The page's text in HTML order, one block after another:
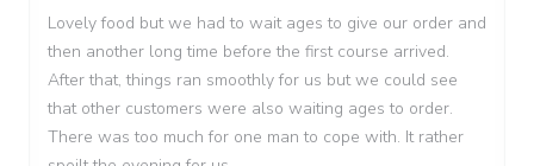
Lovely food but we had to wait ages to give our order and
then another long time before the first course arrived.
After that, things ran smoothly for us but we could see
that other customers were also waiting ages to order.
There was too much for one man to cope with. It rather